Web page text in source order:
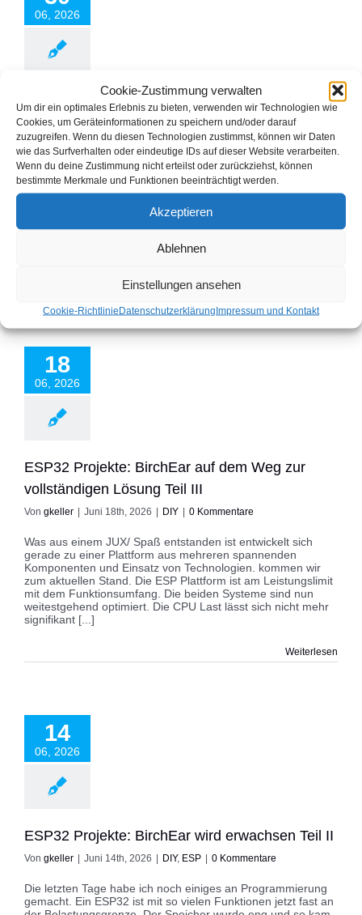
Cookie-Zustimmung verwalten
Um dir ein optimales Erlebnis zu bieten, verwenden wir Technologien wie
Cookies, um Geräteinformationen zu speichern und/oder darauf
zuzugreifen. Wenn du diesen Technologien zustimmst, können wir Daten
wie das Surfverhalten oder eindeutige IDs auf dieser Website verarbeiten.
Wenn du deine Zustimmung nicht erteilst oder zurückziehst, können
bestimmte Merkmale und Funktionen beeinträchtigt werden.
Akzeptieren
Ablehnen
Einstellungen ansehen
Cookie-RichtlinieDatenschutzerklärungImpressum und Kontakt
06, 2026
µC Projekte: BirchEar Sensor mit Raspberry
Pico Teil IV
Vongkeller | Juni 30th, 2026 | DIY | 0 Kommentare
BirchEar Sensor – Die intelligente Sensorplattform für
akustische Umweltanalyse Mit dem BirchEar Sensor entsteht
Analyse von Umweltgeräuschen. Herzstück der
Receiver überträgt. Der Sensor wurde konsequent [...]
18
06, 2026
BirchEar
Weg zur
Lösung Teil
ESP32 Projekte: BirchEar auf dem Weg zur
vollständigen Lösung Teil III
Von gkeller Juni 18th, 2026 DIY 0 Kommentare
Was aus einem JUX/ Spaß entstanden ist entwickelt sich
gerade zu einer Plattform aus mehreren spannenden
Komponenten und Einsatz von Technologien. kommen wir
zum aktuellen Stand. Die ESP Plattform ist am Leistungslimit
mit dem Funktionsumfang. Die beiden Systeme sind nun
weitestgehend optimiert. Die CPU Last lässt sich nicht mehr
signifikant [...]
Weiterlesen
14
06, 2026
BirchEar
Teil II
ESP
ESP32 Projekte: BirchEar wird erwachsen Teil II
Von gkeller Juni 14th, 2026 DIY, ESP 0 Kommentare
Die letzten Tage habe ich noch einiges an Programmierung
gemacht. Ein ESP32 ist mit so vielen Funktionen jetzt fast an